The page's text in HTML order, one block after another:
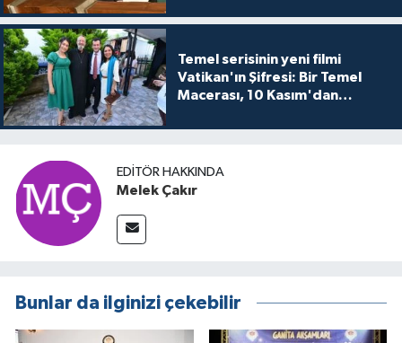
Temel serisinin yeni filmi
Vatikan'ın Şifresi: Bir Temel
Macerası, 10 Kasım'dan
buluşuyo
EDITÖR HAKKINDA
Melek Çakır
Bunlar da ilginizi çekebilir